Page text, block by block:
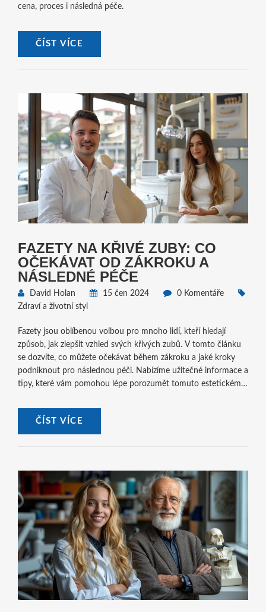
cena, proces i následná péče.
ČÍST VÍCE
FAZETY NA KŘIVÉ ZUBY: CO
OČEKÁVAT OD ZÁKROKU A
NÁSLEDNÉ PÉČE
David Holan 15 čen 2024
0 Komentáře
Zdraví a životní styl
Fazety jsou oblíbenou volbou pro mnoho lidí, kteří hledají
způsob, jak zlepšit vzhled svých křivých zubů. V tomto článku
se dozvíte, co můžete očekávat během zákroku a jaké kroky
podniknout pro následnou péči. Nabízíme užitečné informace a
tipy, které vám pomohou lépe porozumět tomuto estetickému
ČÍST VÍCE